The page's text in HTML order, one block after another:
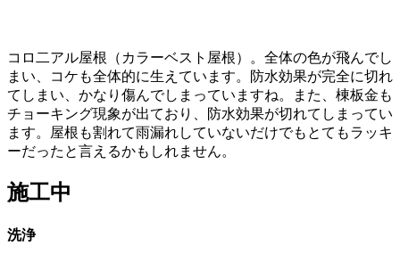
コロ二アル屋根（カラーベスト屋根）。全体の色が飛んでし
まい、コケも全体的に生えています。防水効果が完全に切れ
てしまい、かなり傷んでしまっていますね。また、棟板金も
チョーキング現象が出ており、防水効果が切れてしまってい
ます。屋根も割れて雨漏れしていないだけでもとてもラッキ
ーだったと言えるかもしれません。
施工中
洗浄